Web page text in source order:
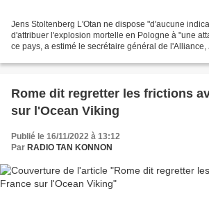
Jens Stoltenberg L'Otan ne dispose "d'aucune
d'attribuer l'explosion mortelle en Pologne à "une
ce pays, a estimé le secrétaire général de l'Alliance,
Rome dit regretter les frictions
sur l'Ocean Viking
Publié le 16/11/2022 à 13:12
Par RADIO TAN KONNON